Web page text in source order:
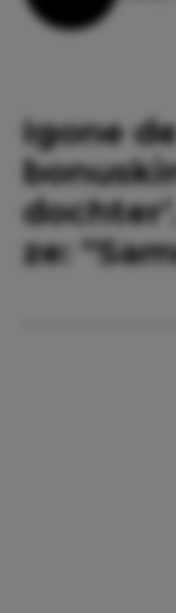
Igone
ze: